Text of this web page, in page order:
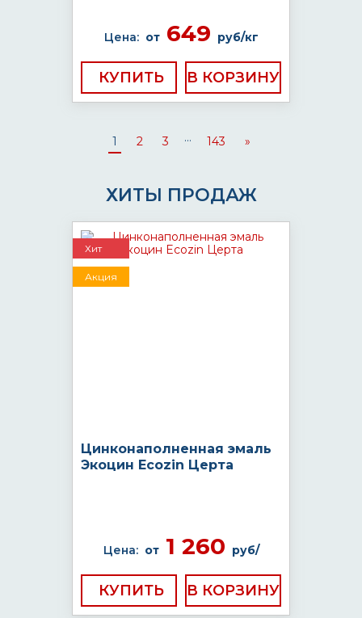
Цена: от649 руб/кг
КУПИТЬ
1 2 3 ... 143 »
ХИТЫ ПРОДАЖ
Хит
Акция
Цинконаполненная эмаль
Экоцин Ecozin Церта
Цена: от1 260 руб/
КУПИТЬ